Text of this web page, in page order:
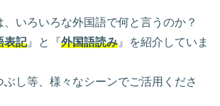
、いろいろな外国語で何と言うのか？
表記』と『外国語読み 』を紹介していま
し等、様々なシーンでご活用くださ